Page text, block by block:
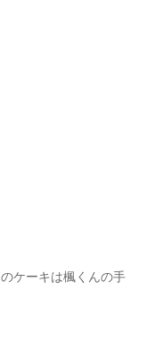
ケーキは楓くんの手